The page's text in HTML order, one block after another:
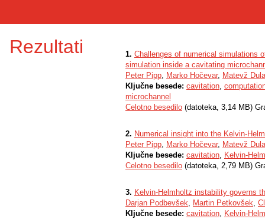
Rezultati 1. Challenges of numerical simulations
simulation inside a cavitating
Peter Pipp, Marko Hočevar, Matevž
Ključne besede: cavitation,
microchannel
Celotno besedilo (datoteka, 3,14 MB)
2. Numerical insight into the Kelvin-
Peter Pipp, Marko Hočevar, Matevž
Ključne besede: cavitation, Kelvin-
Celotno besedilo (datoteka, 2,79 MB)
3. Kelvin-Helmholtz instability governs
Darjan Podbevšek, Martin Petkovšek,
Ključne besede: cavitation, Kelvin-